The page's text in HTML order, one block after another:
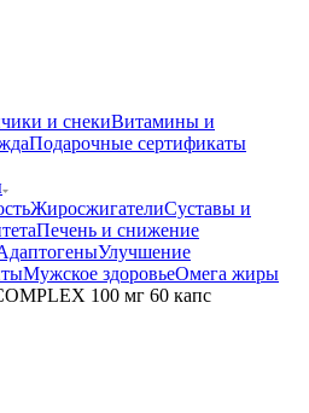
и снекиВитамины и
Подарочные сертификаты
ЖиросжигателиСуставы и
Печень и снижение
Улучшение
Мужское здоровьеОмега жиры
100 мг 60 капс